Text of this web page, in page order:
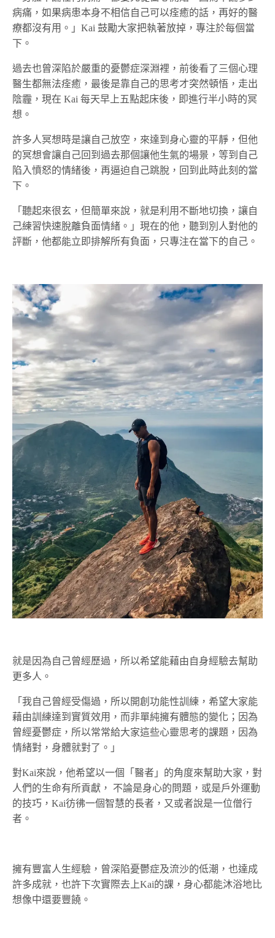
病痛，如果病患本身不相信自己可以痊癒的話，再好的醫
療都沒有用。」Kai 鼓勵大家把執著放掉，專注於每個當
下。
過去也曾深陷於嚴重的憂鬱症深淵裡，前後看了三個心理
醫生都無法痊癒，最後是靠自己的思考才突然頓悟，走出
陰霾，現在 Kai 每天早上五點起床後，即進行半小時的冥
想。
許多人冥想時是讓自己放空，來達到身心靈的平靜，但他
的冥想會讓自己回到過去那個讓他生氣的場景，等到自己
陷入憤怒的情緒後，再逼迫自己跳脫，回到此時此刻的當
下。
「聽起來很玄，但簡單來說，就是利用不斷地切換，讓自
己練習快速脫離負面情緒。」現在的他，聽到別人對他的
評斷，他都能立即排解所有負面，只專注在當下的自己。
就是因為自己曾經歷過，所以希望能藉由自身經驗去幫助
更多人。
「我自己曾經受傷過，所以開創功能性訓練，希望大家能
藉由訓練達到實質效用，而非單純擁有體態的變化；因為
曾經憂鬱症，所以常常給大家這些心靈思考的課題，因為
情緒對，身體就對了。」
對Kai來說，他希望以一個「醫者」的角度來幫助大家，對
人們的生命有所貢獻， 不論是身心的問題，或是戶外運動
的技巧，Kai彷彿一個智慧的長者，又或者說是一位僧行
者。
擁有豐富人生經驗，曾深陷憂鬱症及流沙的低潮，也達成
許多成就，也許下次實際去上Kai的課，身心都能沐浴地比
想像中還要豐饒。